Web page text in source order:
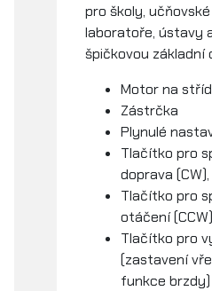
pro školy,
laboratoře, ústavy
špičkovou základní
Motor na
Zástrčka
Plynulé
Tlačítko pro
doprava (CW),
Tlačítko pro
otáčení
Tlačítko pro
(zastavení
funkce brzdy)